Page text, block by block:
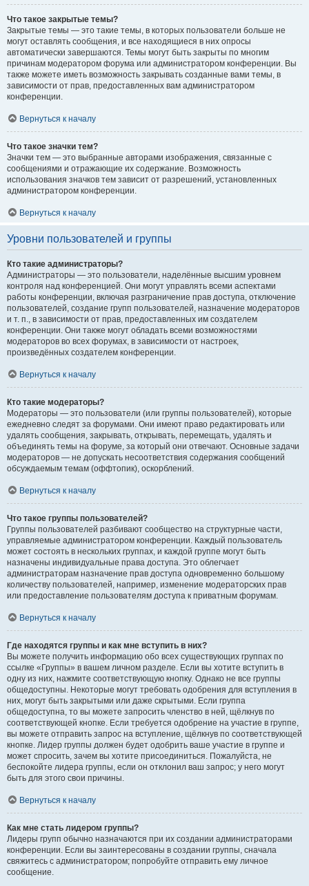
Что такое закрытые темы?
Закрытые темы — это такие темы, в которых пользователи больше не
могут оставлять сообщения, и все находящиеся в них опросы
автоматически завершаются. Темы могут быть закрыты по многим
причинам модератором форума или администратором конференции. Вы
также можете иметь возможность закрывать созданные вами темы, в
зависимости от прав, предоставленных вам администратором
конференции.
Вернуться к началу
Что такое значки тем?
Значки тем — это выбранные авторами изображения, связанные с
сообщениями и отражающие их содержание. Возможность
использования значков тем зависит от разрешений, установленных
администратором конференции.
Вернуться к началу
Уровни пользователей и группы
Кто такие администраторы?
Администраторы — это пользователи, наделённые высшим уровнем
контроля над конференцией. Они могут управлять всеми аспектами
работы конференции, включая разграничение прав доступа, отключение
пользователей, создание групп пользователей, назначение модераторов
и т. п., в зависимости от прав, предоставленных им создателем
конференции. Они также могут обладать всеми возможностями
модераторов во всех форумах, в зависимости от настроек,
произведённых создателем конференции.
Вернуться к началу
Кто такие модераторы?
Модераторы — это пользователи (или группы пользователей), которые
ежедневно следят за форумами. Они имеют право редактировать или
удалять сообщения, закрывать, открывать, перемещать, удалять и
объединять темы на форуме, за который они отвечают. Основные задачи
модераторов — не допускать несоответствия содержания сообщений
обсуждаемым темам (оффтопик), оскорблений.
Вернуться к началу
Что такое группы пользователей?
Группы пользователей разбивают сообщество на структурные части,
управляемые администратором конференции. Каждый пользователь
может состоять в нескольких группах, и каждой группе могут быть
назначены индивидуальные права доступа. Это облегчает
администраторам назначение прав доступа одновременно большому
количеству пользователей, например, изменение модераторских прав
или предоставление пользователям доступа к приватным форумам.
Вернуться к началу
Где находятся группы и как мне вступить в них?
Вы можете получить информацию обо всех существующих группах по
ссылке «Группы» в вашем личном разделе. Если вы хотите вступить в
одну из них, нажмите соответствующую кнопку. Однако не все группы
общедоступны. Некоторые могут требовать одобрения для вступления в
них, могут быть закрытыми или даже скрытыми. Если группа
общедоступна, то вы можете запросить членство в ней, щёлкнув по
соответствующей кнопке. Если требуется одобрение на участие в группе,
вы можете отправить запрос на вступление, щёлкнув по соответствующей
кнопке. Лидер группы должен будет одобрить ваше участие в группе и
может спросить, зачем вы хотите присоединиться. Пожалуйста, не
беспокойте лидера группы, если он отклонил ваш запрос; у него могут
быть для этого свои причины.
Вернуться к началу
Как мне стать лидером группы?
Лидеры групп обычно назначаются при их создании администраторами
конференции. Если вы заинтересованы в создании группы, сначала
свяжитесь с администратором; попробуйте отправить ему личное
сообщение.